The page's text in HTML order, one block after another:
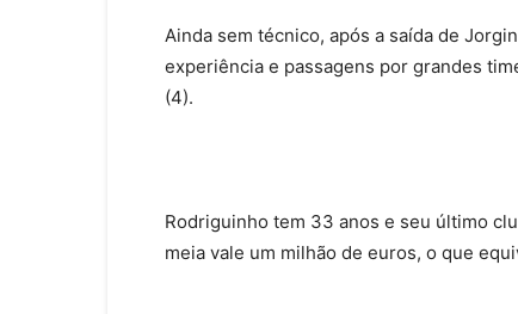
Ainda sem técnico, após a saída de
experiência e passagens por grandes
(4).
Rodriguinho tem 33 anos e seu último
meia vale um milhão de euros, o que